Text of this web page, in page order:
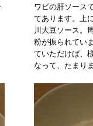
ワビの肝ソース
てあります。上
川大豆ソース。
粉が振られてい
ていただけば、
なって、たまり